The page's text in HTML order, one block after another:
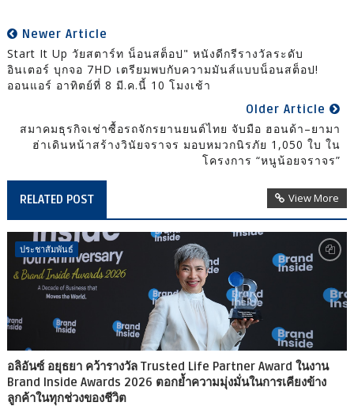
Newer Article
Start It Up วัยสตาร์ท น็อนสต็อป" หนังดีกรีรางวัลระดับ
อินเตอร์ บุกจอ 7HD เตรียมพบกับความมันส์แบบน็อนสต็อป!
ออนแอร์ อาทิตย์ที่ 8 มี.ค.นี้ 10 โมงเช้า
Older Article
สมาคมธุรกิจเช่าซื้อรถจักรยานยนต์ไทย จับมือ ฮอนด้า–ยามา
ฮ่าเดินหน้าสร้างวินัยจราจร มอบหมวกนิรภัย 1,050 ใบ ใน
โครงการ “หนูน้อยจราจร”
RELATED POST View More
ประชาสัมพันธ์
อลิอันซ์ อยุธยา คว้ารางวัล Trusted Life Partner Award ในงาน
Brand Inside Awards 2026 ตอกย้ำความมุ่งมั่นในการเคียงข้าง
ลูกค้าในทุกช่วงของชีวิต